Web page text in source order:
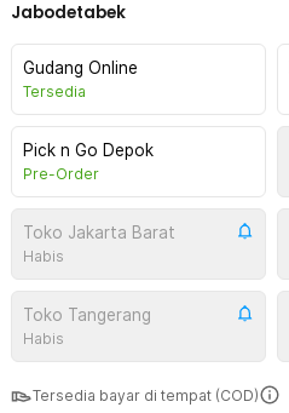
Jabodetabek
Gudang Online
Tersedia
Pick n Go Depok
Pre-Order
Toko Jakarta Barat
Habis
Toko Tangerang
Habis
Tersedia bayar di tempat (COD)